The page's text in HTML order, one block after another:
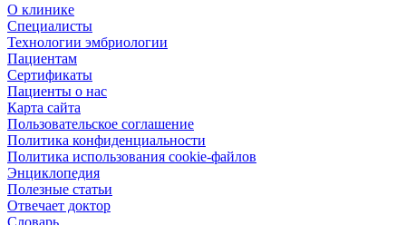
О клинике
Специалисты
Технологии эмбриологии
Пациентам
Сертификаты
Пациенты о нас
Карта сайта
Пользовательское соглашение
Политика конфиденциальности
Политика использования cookie-файлов
Энциклопедия
Полезные статьи
Отвечает доктор
Словарь